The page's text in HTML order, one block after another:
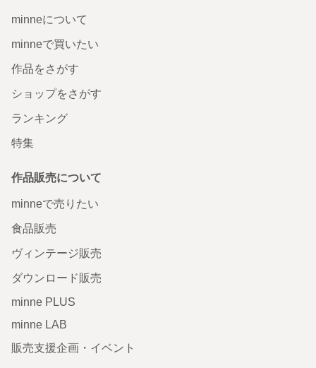
minneについて
minneで買いたい
作品をさがす
ショップをさがす
ランキング
特集
作品販売について
minneで売りたい
食品販売
ヴィンテージ販売
ダウンロード販売
minne PLUS
minne LAB
販売支援企画・イベント